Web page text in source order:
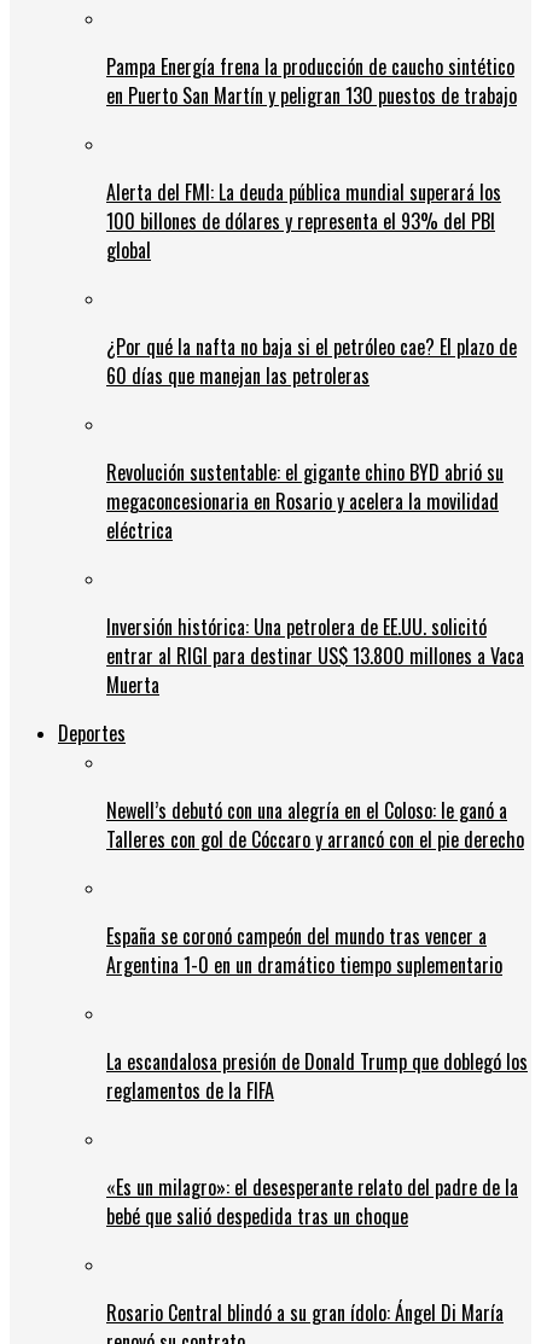
Pampa Energía frena la producción de caucho sintético
en Puerto San Martín y peligran 130 puestos de trabajo
Alerta del FMI: La deuda pública mundial superará los
100 billones de dólares y representa el 93% del PBI
global
¿Por qué la nafta no baja si el petróleo cae? El plazo de
60 días que manejan las petroleras
Revolución sustentable: el gigante chino BYD abrió su
megaconcesionaria en Rosario y acelera la movilidad
eléctrica
Inversión histórica: Una petrolera de EE.UU. solicitó
entrar al RIGI para destinar US$ 13.800 millones a Vaca
Muerta
Deportes
Newell’s debutó con una alegría en el Coloso: le ganó a
Talleres con gol de Cóccaro y arrancó con el pie derecho
España se coronó campeón del mundo tras vencer a
Argentina 1-0 en un dramático tiempo suplementario
La escandalosa presión de Donald Trump que doblegó los
reglamentos de la FIFA
«Es un milagro»: el desesperante relato del padre de la
bebé que salió despedida tras un choque
Rosario Central blindó a su gran ídolo: Ángel Di María